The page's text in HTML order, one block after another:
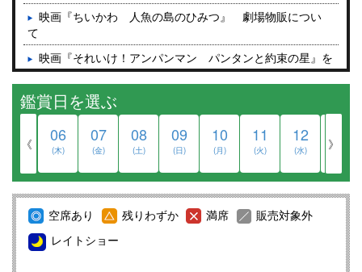
映画『ちいかわ 人魚の島のひみつ』 劇場物販につい
て
映画『それいけ！アンパンマン パンタンと約束の星』を
ご鑑賞予定のお客様へ
8月6日(木)の終了作品のご案内
ンについて
4DX作品の効果について
『ScreenX with ADMIXシアター』2025年12月11日(木) グ
ランドオープンのお知らせ
映画館のマナーについて
鑑賞日を選ぶ
《 06
(木)
07
(金)
08
(土)
09
(日)
10
(月)
11
(火)
12
(水) 》
空席あり 残りわずか 満席
販売対象外
レイトショー